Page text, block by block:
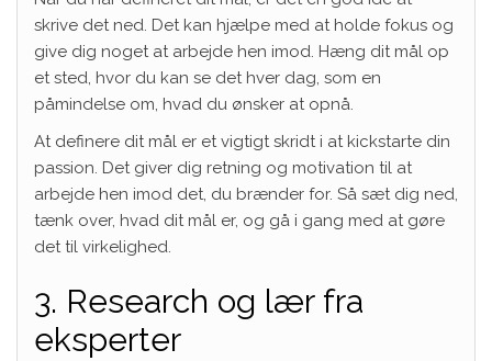
skrive det ned. Det kan hjælpe med at holde fokus og
give dig noget at arbejde hen imod. Hæng dit mål op
et sted, hvor du kan se det hver dag, som en
påmindelse om, hvad du ønsker at opnå.
At definere dit mål er et vigtigt skridt i at kickstarte din
passion. Det giver dig retning og motivation til at
arbejde hen imod det, du brænder for. Så sæt dig ned,
tænk over, hvad dit mål er, og gå i gang med at gøre
det til virkelighed.
3. Research og lær fra
eksperter